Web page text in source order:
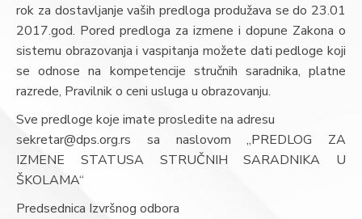
rok za dostavljanje vaših predloga produžava se do 23.01
2017.god. Pored predloga za izmene i dopune Zakona o
sistemu obrazovanja i vaspitanja možete dati pedloge koji
se odnose na kompetencije stručnih saradnika, platne
razrede, Pravilnik o ceni usluga u obrazovanju.
Sve predloge koje imate prosledite na adresu
sekretar@dps.org.rs sa naslovom „PREDLOG ZA
IZMENE STATUSA STRUČNIH SARADNIKA U
ŠKOLAMA“
Predsednica Izvršnog odbora